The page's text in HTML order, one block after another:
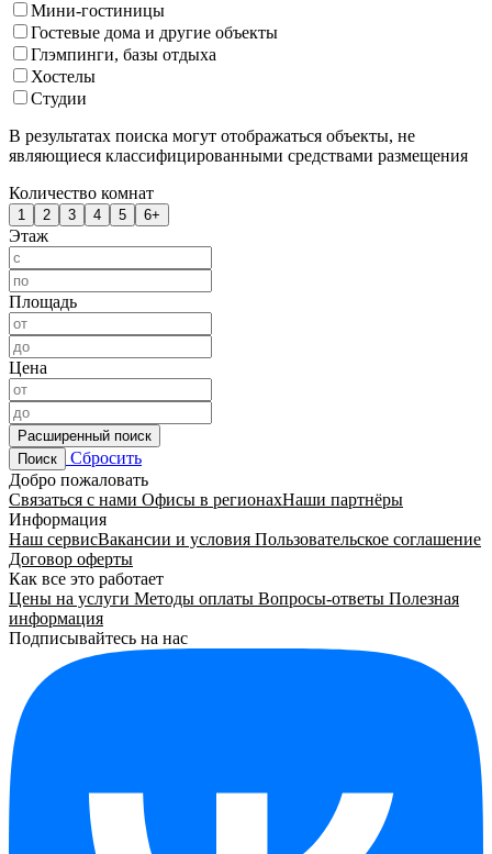
Мини-гостиницы
Гостевые дома и другие объекты
Глэмпинги, базы отдыха
Хостелы
Студии
В результатах поиска могут отображаться объекты, не
являющиеся классифицированными средствами размещения
Количество комнат
1 2 3 4 5 6+
Этаж
Площадь
Цена
Расширенный поиск
Поиск
Сбросить
Добро пожаловать
Связаться с нами Офисы в регионахНаши партнёры
Информация
Наш сервисВакансии и условия Пользовательское соглашение
Договор оферты
Как все это работает
Цены на услуги Методы оплаты Вопросы-ответы Полезная
информация
Подписывайтесь на нас